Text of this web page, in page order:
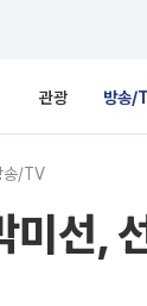
관광 방송/
송/TV
미선,